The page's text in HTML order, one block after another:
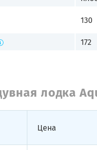
130
172
лодка
Цена